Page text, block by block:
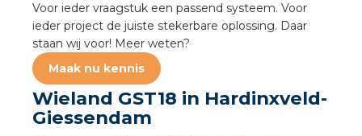
Voor ieder vraagstuk een passend systeem. Voor
ieder project de juiste stekerbare oplossing. Daar
staan wij voor! Meer weten?
Maak nu kennis
Wieland GST18 in Hardinxveld-
Giessendam
installeren
installeren